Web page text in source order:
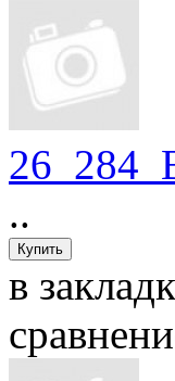
..
в